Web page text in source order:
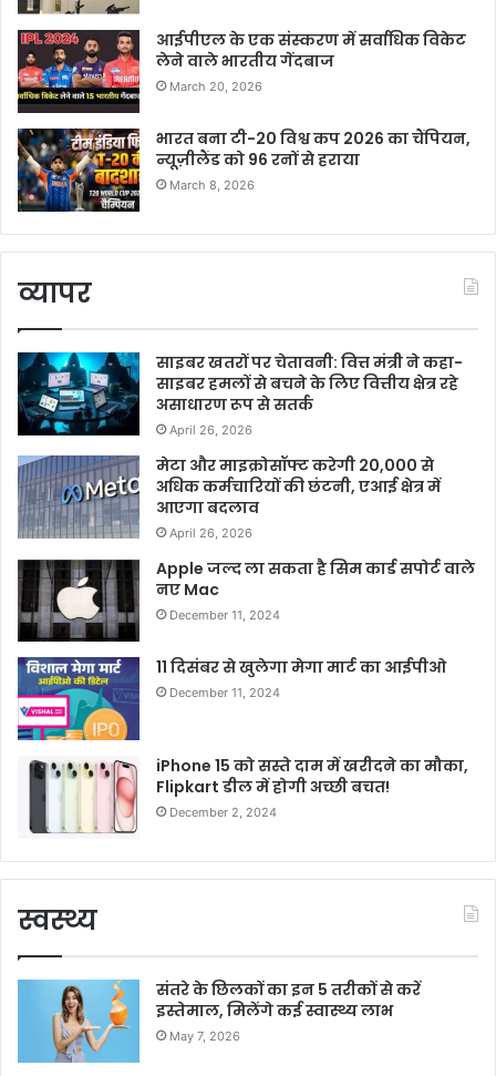
आईपीएल के एक संस्करण में सर्वाधिक विकेट
लेने वाले भारतीय गेंदबाज
March 20, 2026
भारत बना टी-20 विश्व कप 2026 का चैंपियन,
न्यूज़ीलैंड को 96 रनों से हराया
March 8, 2026
व्यापर
साइबर खतरों पर चेतावनी: वित्त मंत्री ने कहा-
साइबर हमलों से बचने के लिए वित्तीय क्षेत्र रहे
असाधारण रूप से सतर्क
April 26, 2026
मेटा और माइक्रोसॉफ्ट करेगी 20,000 से
अधिक कर्मचारियों की छंटनी, एआई क्षेत्र में
आएगा बदलाव
April 26, 2026
Apple जल्द ला सकता है सिम कार्ड सपोर्ट वाले
नए Mac
December 11, 2024
11 दिसंबर से खुलेगा मेगा मार्ट का आईपीओ
December 11, 2024
iPhone 15 को सस्ते दाम में खरीदने का मौका,
Flipkart डील में होगी अच्छी बचत!
December 2, 2024
स्वस्थ्य
संतरे के छिलकों का इन 5 तरीकों से करें
इस्तेमाल, मिलेंगे कई स्वास्थ्य लाभ
May 7, 2026